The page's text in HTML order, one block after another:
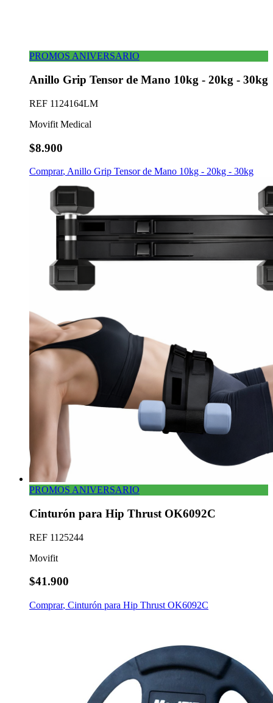
PROMOS ANIVERSARIO
Anillo Grip Tensor de Mano 10kg - 20kg - 30kg
REF 1124164LM
Movifit Medical
$8.900
Comprar, Anillo Grip Tensor de Mano 10kg - 20kg - 30kg
PROMOS ANIVERSARIO
Cinturón para Hip Thrust OK6092C
REF 1125244
Movifit
$41.900
Comprar, Cinturón para Hip Thrust OK6092C